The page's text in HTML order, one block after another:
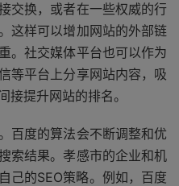
交换，或者在一些权威的行
这样可以增加网站的外部链
。社交媒体平台也可以作为
等平台上分享网站内容，吸
接提升网站的排名。
百度的算法会不断调整和优
索结果。孝感市的企业和机
己的SEO策略。例如，百度